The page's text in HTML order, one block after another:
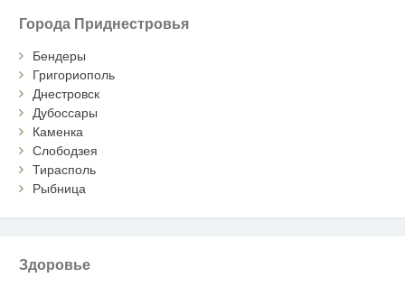
Города Приднестровья
Бендеры
Григориополь
Днестровск
Дубоссары
Каменка
Слободзея
Тирасполь
Рыбница
Здоровье